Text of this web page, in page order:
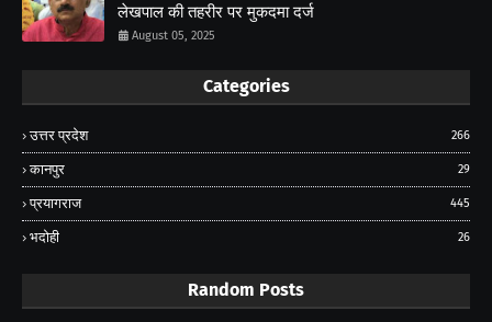
लेखपाल की तहरीर पर मुकदमा दर्ज
August 05, 2025
Categories
उत्तर प्रदेश 266
कानपुर 29
प्रयागराज 445
भदोही 26
Random Posts